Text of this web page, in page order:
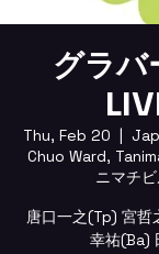
グラバ
Thu, Feb 20
  |
Chuo Ward,
ニマチ
唐口一之(Tp) 宮
幸祐(Ba)